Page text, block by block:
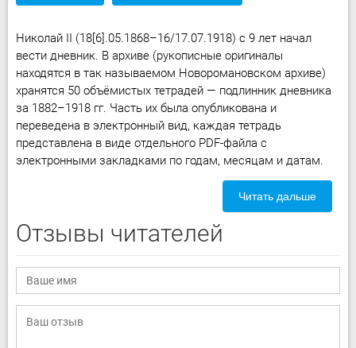
Николай II (18[6].05.1868–16/17.07.1918) с 9 лет начал
вести дневник. В архиве (рукописные оригиналы
находятся в так называемом Новоромановском архиве)
хранятся 50 объёмистых тетрадей — подлинник дневника
за 1882–1918 гг. Часть их была опубликована и
переведена в электронный вид, каждая тетрадь
представлена в виде отдельного PDF-файла с
электронными закладками по годам, месяцам и датам.
Читать дальше
Отзывы читателей